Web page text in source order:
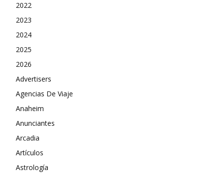
2022
2023
2024
2025
2026
Advertisers
Agencias De Viaje
Anaheim
Anunciantes
Arcadia
Artículos
Astrología